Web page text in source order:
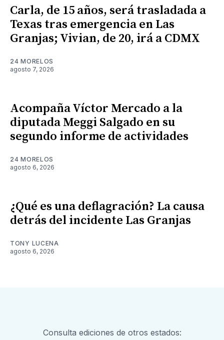
Carla, de 15 años, será trasladada a
Texas tras emergencia en Las
Granjas; Vivian, de 20, irá a CDMX
24 MORELOS
agosto 7, 2026
Acompaña Víctor Mercado a la
diputada Meggi Salgado en su
segundo informe de actividades
24 MORELOS
agosto 6, 2026
¿Qué es una deflagración? La causa
detrás del incidente Las Granjas
TONY LUCENA
agosto 6, 2026
Consulta ediciones de otros estados: